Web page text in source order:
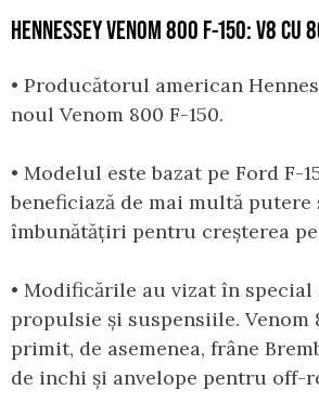
HENNESSEY VENOM 800 F-150: V8 CU
• Producătorul american
noul Venom 800 F-150.
• Modelul este bazat pe Ford F-
beneficiază de mai multă putere
îmbunătățiri pentru creșterea
• Modificările au vizat în
propulsie și suspensiile. Venom
primit, de asemenea, frâne
de inchi și anvelope pentru off-